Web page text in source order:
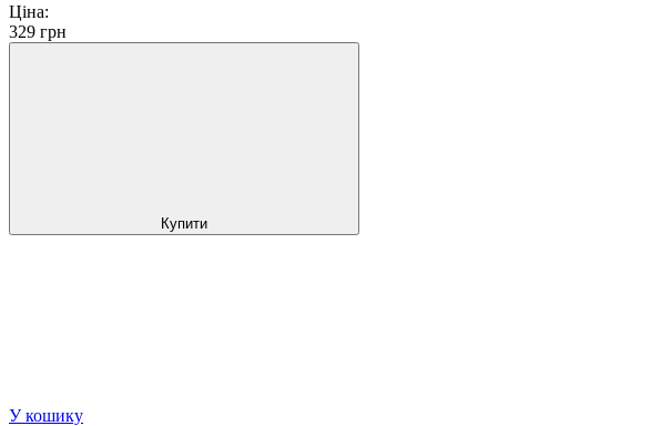
Ціна:
329 грн
Купити
У кошику